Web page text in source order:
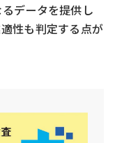
データを提供し
性も判定する点が